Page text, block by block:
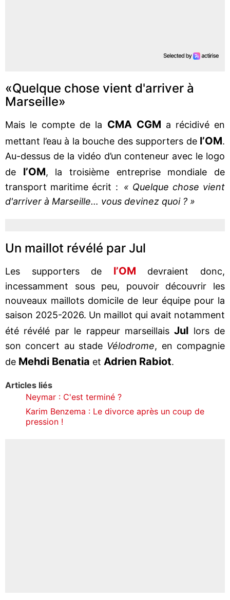
«Quelque chose vient d'arriver à
Marseille»
Mais le compte de la CMA CGM a récidivé en
mettant l’eau à la bouche des supporters de l’OM.
Au-dessus de la vidéo d’un conteneur avec le logo
de l’OM, la troisième entreprise mondiale de
transport maritime écrit : « Quelque chose vient
d'arriver à Marseille… vous devinez quoi ? »
Un maillot révélé par Jul
Les supporters de l’OM devraient donc,
incessamment sous peu, pouvoir découvrir les
nouveaux maillots domicile de leur équipe pour la
saison 2025-2026. Un maillot qui avait notamment
été révélé par le rappeur marseillaisJul lors de
son concert au stade Vélodrome, en compagnie
de Mehdi Benatia et Adrien Rabiot.
Articles liés
Neymar : C'est terminé ?
Karim Benzema : Le divorce après un coup de
pression !